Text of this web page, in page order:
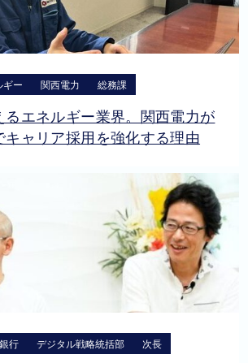
ギー 関西電力 総務課
るエネルギー業界。関西電力が
キャリア採用を強化する理由
行 デジタル戦略統括部 次長